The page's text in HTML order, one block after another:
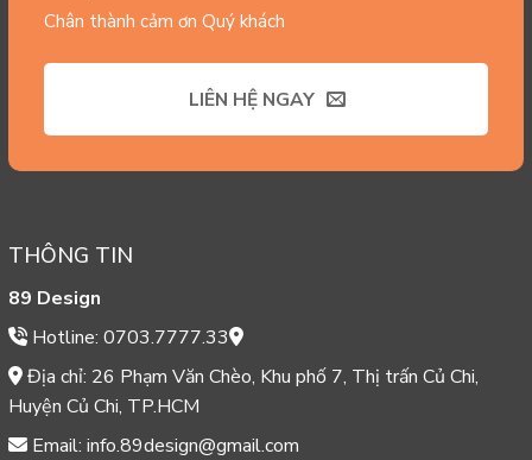
Chân thành cảm ơn Quý khách
LIÊN HỆ NGAY
THÔNG TIN
89 Design
Hotline: 0703.7777.33
Địa chỉ: 26 Phạm Văn Chèo, Khu phố 7, Thị trấn Củ Chi,
Huyện Củ Chi, TP.HCM
Email: info.89design@gmail.com